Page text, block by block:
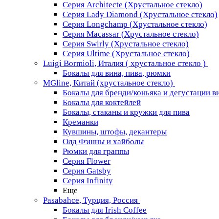
Серия Architecte (Хрустальное стекло)
Серия Lady Diamond (Хрустальное стекло)
Серия Longchamp (Хрустальное стекло)
Серия Macassar (Хрустальное стекло)
Серия Swirly (Хрустальное стекло)
Серия Ultime (Хрустальное стекло)
Luigi Bormioli, Италия ( хрустальное стекло )
Бокалы для вина, пива, рюмки
MGline, Китай (хрустальное стекло)
Бокалы для бренди/коньяка и дегустации
Бокалы для коктейлей
Бокалы, стаканы и кружки для пива
Креманки
Кувшины, штофы, декантеры
Олд Фэшны и хайболы
Рюмки для граппы
Серия Flower
Серия Gatsby
Серия Infinity
Еще
Pasabahce, Турция, Россия
Бокалы для Irish Coffee